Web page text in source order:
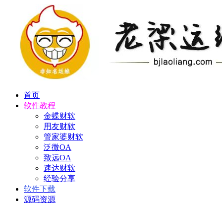
首页
软件教程
金蝶财软
用友财软
管家婆财软
泛微OA
致远OA
速达财软
经验分享
软件下载
源码资源